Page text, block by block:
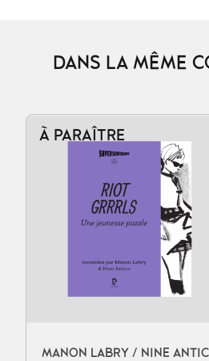
DANS LA MÊME
À PARAÎTRE
MANON LABRY / NINE